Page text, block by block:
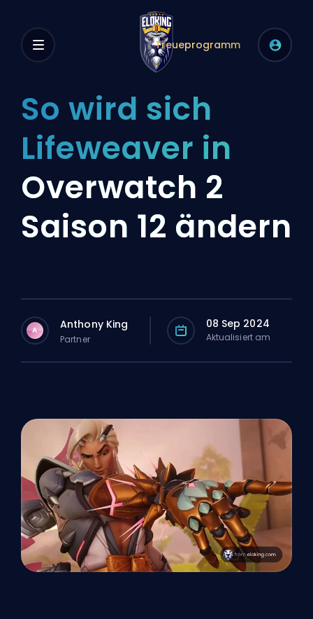
Treueprogramm
So wird sich
Lifeweaver in
Overwatch 2
Saison 12 ändern
A Anthony King
Partner
08 Sep 2024
Aktualisiert am